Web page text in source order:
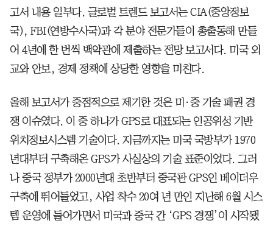
고서 내용 일부다. 글로벌 트렌드 보고서는 CIA(중앙정보
국), FBI(연방수사국)과 각 분야 전문가들이 총출동해 만들
어 4년에 한 번씩 백악관에 제출하는 전망 보고서다. 미국 외
교와 안보, 경제 정책에 상당한 영향을 미친다.
올해 보고서가 중점적으로 제기한 것은 미·중 기술 패권 경
쟁 이슈였다. 이 중 하나가 GPS로 대표되는 인공위성 기반
위치정보시스템 기술이다. 지금까지는 미국 국방부가 1970
년대부터 구축해온 GPS가 사실상의 기술 표준이었다. 그러
나 중국 정부가 2000년대 초반부터 중국판 GPS인 베이더우
구축에 뛰어들었고, 사업 착수 20여 년 만인 지난해 6월 시스
템 운영에 들어가면서 미국과 중국 간 ‘GPS 경쟁’이 시작됐